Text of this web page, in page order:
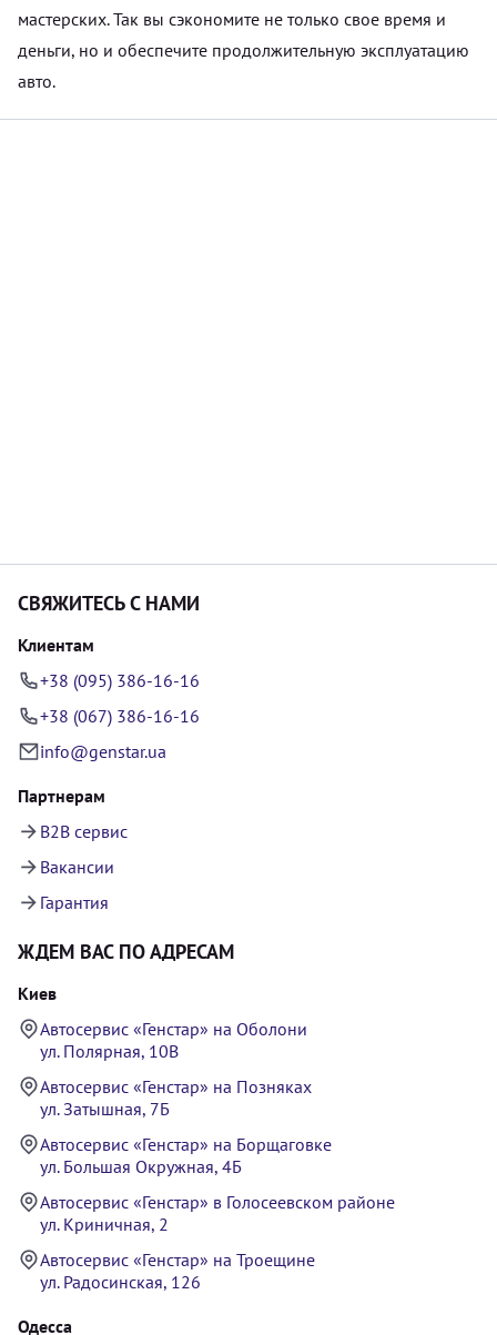
мастерских. Так вы сэкономите не только свое время и
деньги, но и обеспечите продолжительную эксплуатацию
авто.
СВЯЖИТЕСЬ С НАМИ
Клиентам
+38 (095) 386-16-16
+38 (067) 386-16-16
info@genstar.ua
Партнерам
B2B сервис
Вакансии
Гарантия
ЖДЕМ ВАС ПО АДРЕСАМ
Киев
Автосервис «Генстар» на Оболони
ул. Полярная, 10В
Автосервис «Генстар» на Позняках
ул. Затышная, 7Б
Автосервис «Генстар» на Борщаговке
ул. Большая Окружная, 4Б
Автосервис «Генстар» в Голосеевском районе
ул. Криничная, 2
Автосервис «Генстар» на Троещине
ул. Радосинская, 126
Одесса